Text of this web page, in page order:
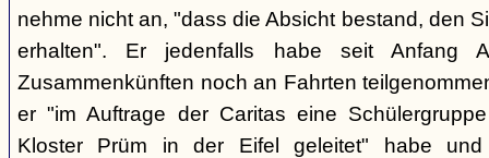
nehme nicht an, "dass die Absicht bestand, den
erhalten". Er jedenfalls habe seit Anfang
Zusammenkünften noch an Fahrten
er "im Auftrage der Caritas eine
Kloster Prüm in der Eifel geleitet" habe